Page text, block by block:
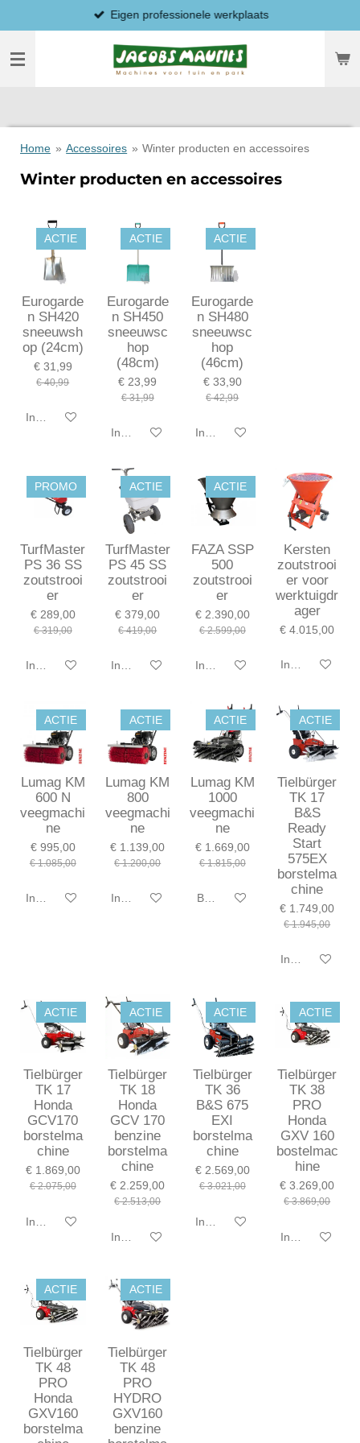
direct
naar
hoofdinhoud
Eigen professionele werkplaats
Home » Accessoires » Winter producten en accessoires
Winter producten en accessoires
ACTIE
Eurogarde
n SH420
sneeuwsh
op (24cm)
€ 31,99
€ 40,99
In winkelwagen
ACTIE
Eurogarde
n SH450
sneeuwsc
hop
(48cm)
€ 23,99
€ 31,99
In winkelwagen
ACTIE
Eurogarde
n SH480
sneeuwsc
hop
(46cm)
€ 33,90
€ 42,99
In winkelwagen
PROMO
TurfMaster
PS 36 SS
zoutstrooi
er
€ 289,00
€ 319,00
In winkelwagen
ACTIE
TurfMaster
PS 45 SS
zoutstrooi
er
€ 379,00
€ 419,00
In winkelwagen
ACTIE
FAZA SSP
500
zoutstrooi
er
€ 2.390,00
€ 2.599,00
In winkelwagen
Kersten
zoutstrooi
er voor
werktuigdr
ager
€ 4.015,00
In winkelwagen
ACTIE
Lumag KM
600 N
veegmachi
ne
€ 995,00
€ 1.085,00
In winkelwagen
ACTIE
Lumag KM
800
veegmachi
ne
€ 1.139,00
€ 1.200,00
In winkelwagen
ACTIE
Lumag KM
1000
veegmachi
ne
€ 1.669,00
€ 1.815,00
Bekijk details
ACTIE
Tielbürger
TK 17
B&S
Ready
Start
575EX
borstelma
chine
€ 1.749,00
€ 1.945,00
In winkelwagen
ACTIE
Tielbürger
TK 17
Honda
GCV170
borstelma
chine
€ 1.869,00
€ 2.075,00
In winkelwagen
ACTIE
Tielbürger
TK 18
Honda
GCV 170
benzine
borstelma
chine
€ 2.259,00
€ 2.513,00
In winkelwagen
ACTIE
Tielbürger
TK 36
B&S 675
EXI
borstelma
chine
€ 2.569,00
€ 3.021,00
In winkelwagen
ACTIE
Tielbürger
TK 38
PRO
Honda
GXV 160
bostelmac
hine
€ 3.269,00
€ 3.869,00
In winkelwagen
ACTIE
Tielbürger
TK 48
PRO
Honda
GXV160
borstelma
ACTIE
Tielbürger
TK 48
PRO
HYDRO
GXV160
benzine